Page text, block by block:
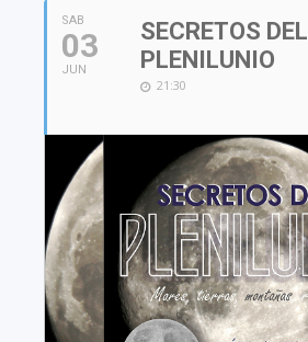
SAB
03
JUN
SECRETOS DEL
PLENILUNIO
21:30